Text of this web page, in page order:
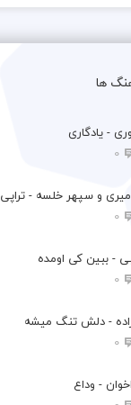
ها
- یادگاری
0
و سپهر خلسه - تراپی
0
- ببین کی اومده
0
- دلش تنگ میشه
0
- وداع